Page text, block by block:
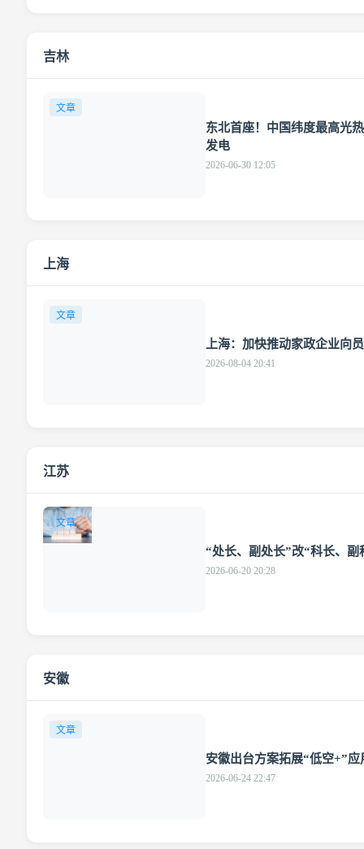
吉林
文章
东北首座！中国纬度最高光
发电
2026-06-30 12:05
上海
文章
上海：加快推动家政企业向
2026-08-04 20:41
江苏
文章
“处长、副处长”改“科长、副
2026-06-20 20:28
安徽
文章
安徽出台方案拓展“低空+”应
2026-06-24 22:47